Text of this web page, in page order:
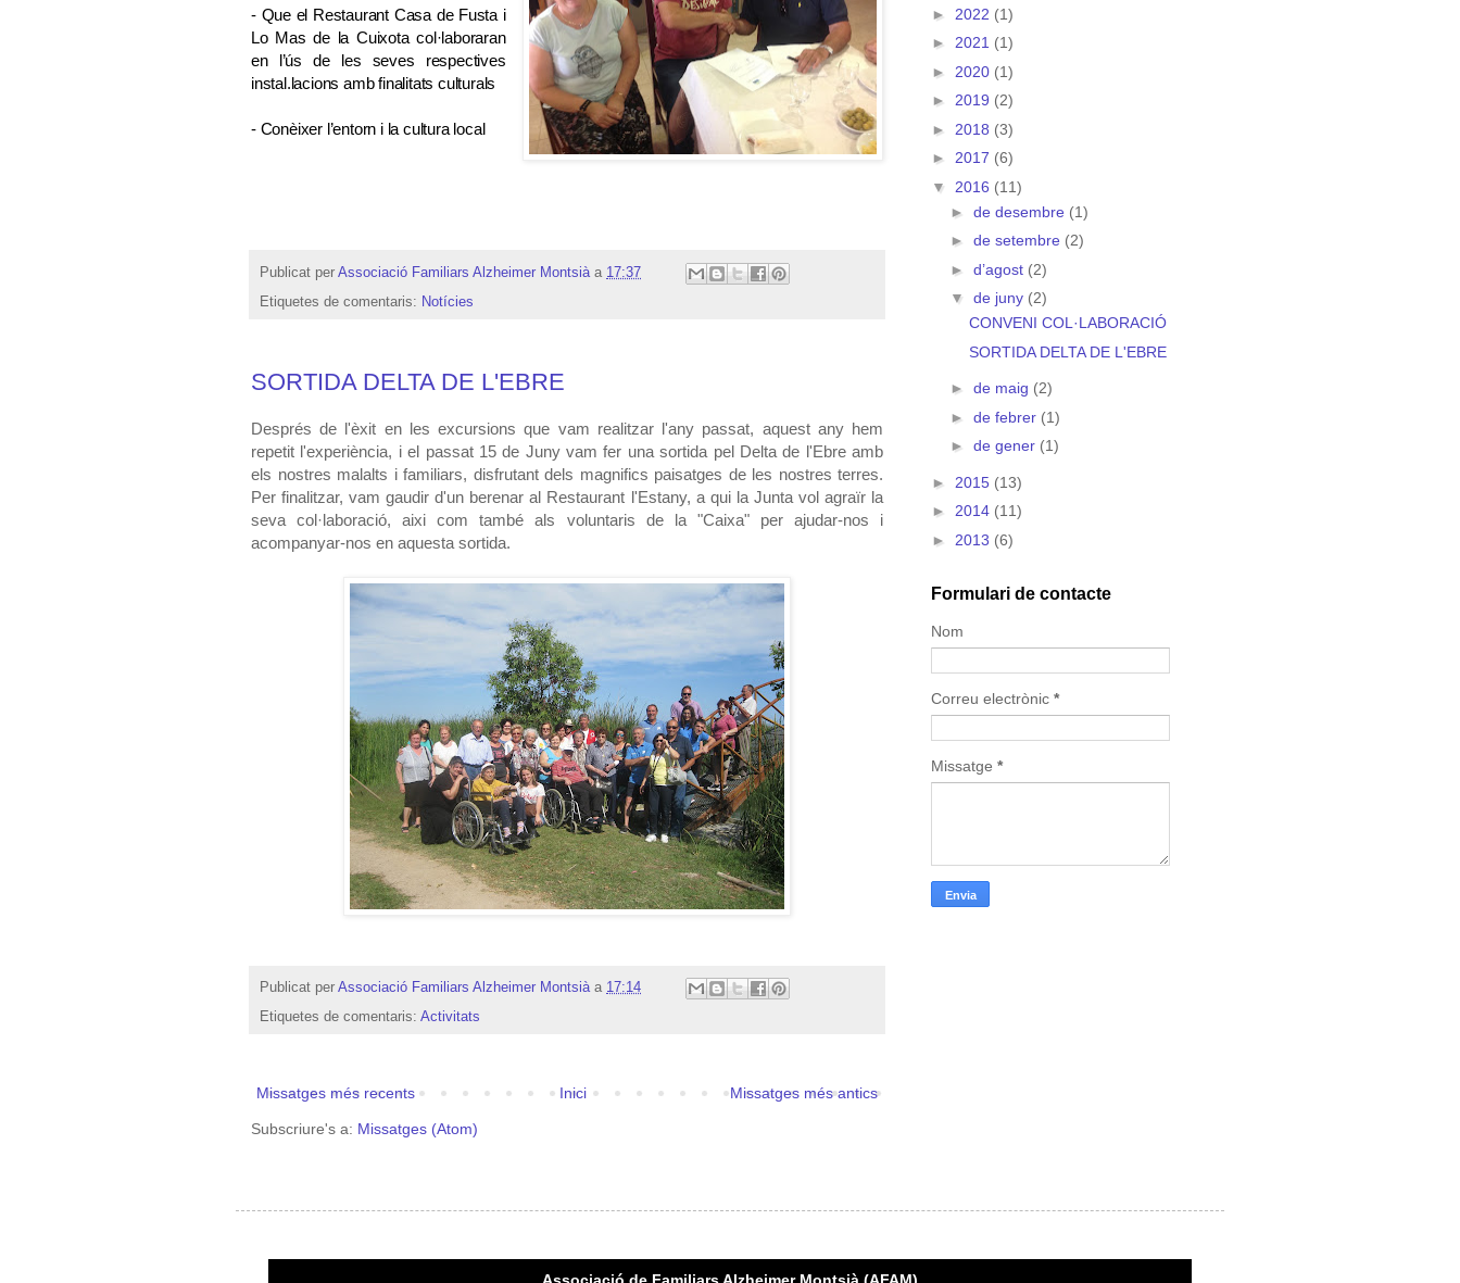
- Que el Restaurant Casa de Fusta i
Lo Mas de la Cuixota col·laboraran
en l’ús de
les seves respectives
instal.lacions amb finalitats culturals
- Conèixer l’entorn i la cultura local
Publicat per Associació Familiars Alzheimer Montsià a 17:37
Etiquetes de comentaris: Notícies
SORTIDA DELTA DE L'EBRE
Després de l'èxit en les excursions que vam realitzar l'any passat, aquest any hem
repetit l'experiència, i el passat 15 de Juny vam fer una sortida pel Delta de l'Ebre amb
els nostres malalts i familiars, disfrutant dels magnifics paisatges de les nostres terres.
Per finalitzar, vam gaudir d'un berenar al Restaurant l'Estany, a qui la Junta vol agraïr la
seva col·laboració, aixi com també als voluntaris de la "Caixa" per ajudar-nos i
acompanyar-nos en aquesta sortida.
Publicat per Associació Familiars Alzheimer Montsià a 17:14
Etiquetes de comentaris: Activitats
Missatges més recents Missatges més antics
Inici
Subscriure's a: Missatges (Atom)
► 2022 (1)
► 2021 (1)
► 2020 (1)
► 2019 (2)
► 2018 (3)
► 2017 (6)
▼ 2016 (11)
► de desembre (1)
► de setembre (2)
► d’agost (2)
▼ de juny (2)
CONVENI COL·LABORACIÓ
SORTIDA DELTA DE L'EBRE
► de maig (2)
► de febrer (1)
► de gener (1)
► 2015 (13)
► 2014 (11)
► 2013 (6)
Formulari de contacte
Nom
Correu electrònic *
Missatge *